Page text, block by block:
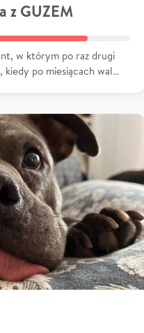
z GUZEM
w którym po raz drugi
kiedy po miesiącach wal…